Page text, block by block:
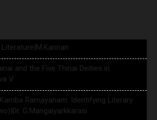
and the Five Thinai Deities in
V
Ramayanam: Identifying Literary
G.Mangaiyarkkarasi